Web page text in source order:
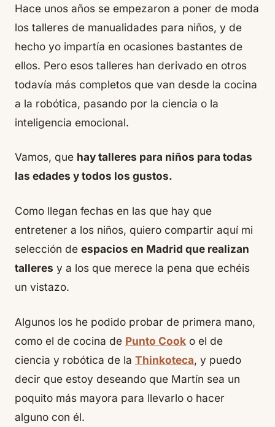
Hace unos años se empezaron a poner de moda
los talleres de manualidades para niños, y de
hecho yo impartía en ocasiones bastantes de
ellos. Pero esos talleres han derivado en otros
todavía más completos que van desde la cocina
a la robótica, pasando por la ciencia o la
inteligencia emocional.
Vamos, que hay talleres para niños para todas
las edades y todos los gustos.
Como llegan fechas en las que hay que
entretener a los niños, quiero compartir aquí mi
selección de espacios en Madrid que realizan
talleres y a los que merece la pena que echéis
un vistazo.
Algunos los he podido probar de primera mano,
como el de cocina de Punto Cook o el de
ciencia y robótica de la Thinkoteca, y puedo
decir que estoy deseando que Martín sea un
poquito más mayora para llevarlo o hacer
alguno con él.